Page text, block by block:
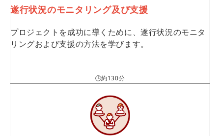
遂行状況のモニタリング及び支援
プロジェクトを成功に導くために、遂行状況のモニタ
リングおよび支援の方法を学びます。
🕒約130分